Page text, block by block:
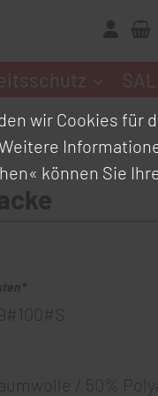
/ 50%
wir Cookies für
können Sie